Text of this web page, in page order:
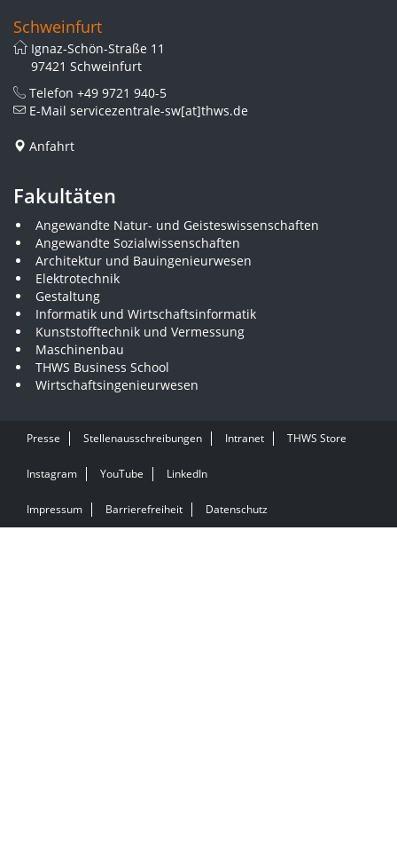
Schweinfurt
Ignaz-Schön-Straße 11
97421 Schweinfurt
Telefon +49 9721 940-5
E-Mail servicezentrale-sw[at]thws.de
Anfahrt
Fakultäten
Angewandte Natur- und Geisteswissenschaften
Angewandte Sozialwissenschaften
Architektur und Bauingenieurwesen
Elektrotechnik
Gestaltung
Informatik und Wirtschaftsinformatik
Kunststofftechnik und Vermessung
Maschinenbau
THWS Business School
Wirtschaftsingenieurwesen
Presse Stellenausschreibungen Intranet THWS Store
Instagram YouTube LinkedIn
Impressum Barrierefreiheit Datenschutz